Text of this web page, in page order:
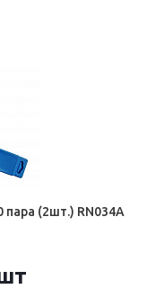
(2шт.) RN034A